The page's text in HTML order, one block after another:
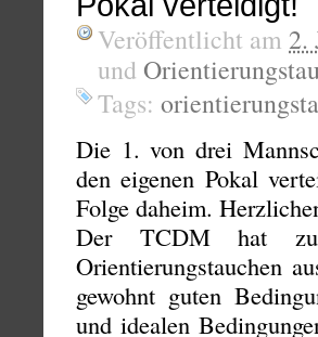
Veröffentlicht am 2.
und
Tags:
Die 1. von drei
den eigenen Pokal
Folge daheim.
Der TCDM hat
Orientierungstauchen
gewohnt guten
und idealen